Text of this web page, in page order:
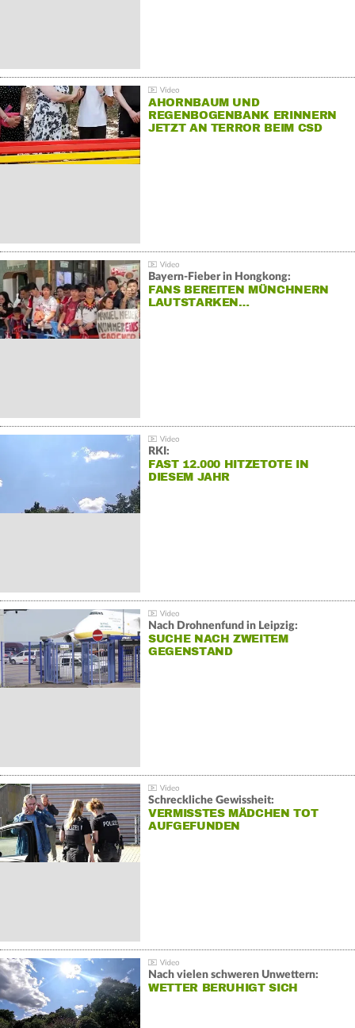
AHORNBAUM UND
REGENBOGENBANK ERINNERN
JETZT AN TERROR BEIM CSD
Bayern-Fieber in Hongkong:
FANS BEREITEN MÜNCHNERN
LAUTSTARKEN…
RKI:
FAST 12.000 HITZETOTE IN
DIESEM JAHR
Nach Drohnenfund in Leipzig:
SUCHE NACH ZWEITEM
GEGENSTAND
Schreckliche Gewissheit:
VERMISSTES MÄDCHEN TOT
AUFGEFUNDEN
Nach vielen schweren Unwettern:
WETTER BERUHIGT SICH